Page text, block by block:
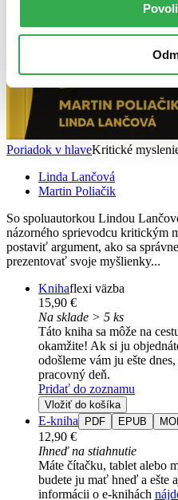
Poriadok v hlaveKritické
Linda Lančová
Martin Poliačik
So spoluautorkou Lindou
názorného sprievodcu kritickým
postaviť argument, ako sa
prezentovať svoje myšlienky...
Knihaflexi väzba
15,90 €
Na sklade > 5 ks
Táto kniha sa môže na
okamžite! Ak si ju
odošleme vám ju ešte
pracovný deň.
Pridať do zoznamu
Vložiť do košíka
E-kniha PDF EPUB
12,90 €
Ihneď na stiahnutie
Máte čítačku, tablet alebo
budete ju mať hneď a ešte
informácii o e-knihách